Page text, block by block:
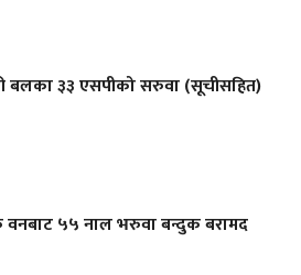
बलका ३३ एसपीको सरुवा (सूचीसहित)
वनबाट ५५ नाल भरुवा बन्दुक बरामद